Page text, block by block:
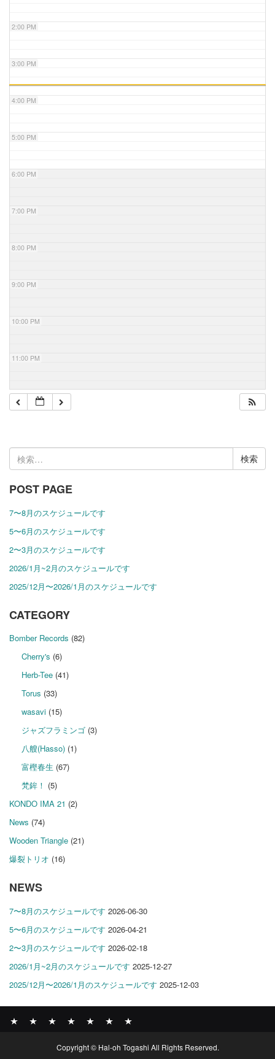
2:00 PM
3:00 PM
4:00 PM
5:00 PM
6:00 PM
7:00 PM
8:00 PM
9:00 PM
10:00 PM
11:00 PM
検
索:
POST PAGE
7〜8月のスケジュールです
5〜6月のスケジュールです
2〜3月のスケジュールです
2026/1月~2月のスケジュールです
2025/12月〜2026/1月のスケジュールです
CATEGORY
Bomber Records (82)
Cherry's (6)
Herb-Tee(41)
Torus (33)
wasavi(15)
ジャズフラミンゴ(3)
八艘(Hasso)(1)
富樫春生 (67)
梵鉾！ (5)
KONDO IMA 21 (2)
News (74)
Wooden Triangle (21)
爆裂トリオ (16)
NEWS
7〜8月のスケジュールです 2026-06-30
5〜6月のスケジュールです 2026-04-21
2〜3月のスケジュールです 2026-02-18
2026/1月~2月のスケジュールです 2025-12-27
2025/12月〜2026/1月のスケジュールです 2025-12-03
RECORDS
PROFILE
Copyright © Hal-oh Togashi All Rights Reserved.